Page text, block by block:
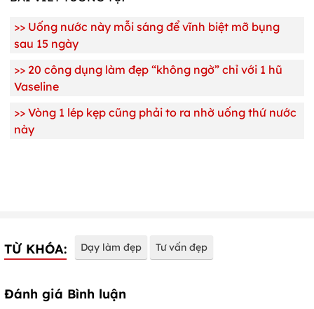
>> Uống nước này mỗi sáng để vĩnh biệt mỡ bụng
sau 15 ngày
>> 20 công dụng làm đẹp “không ngờ” chỉ với 1 hũ
Vaseline
>> Vòng 1 lép kẹp cũng phải to ra nhờ uống thứ nước
này
TỪ KHÓA: Dạy làm đẹp Tư vấn đẹp
Đánh giá Bình luận